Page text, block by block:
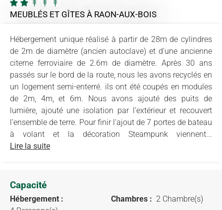
MEUBLÉS ET GÎTES À RAON-AUX-BOIS
Hébergement unique réalisé à partir de 28m de cylindres
de 2m de diamètre (ancien autoclave) et d'une ancienne
citerne ferroviaire de 2.6m de diamètre. Après 30 ans
passés sur le bord de la route, nous les avons recyclés en
un logement semi-enterré. ils ont été coupés en modules
de 2m, 4m, et 6m. Nous avons ajouté des puits de
lumière, ajouté une isolation par l’extérieur et recouvert
l’ensemble de terre. Pour finir l'ajout de 7 portes de bateau
à volant et la décoration Steampunk viennent...
Lire la suite
Capacité
Hébergement :
Chambres : 2 Chambre(s)